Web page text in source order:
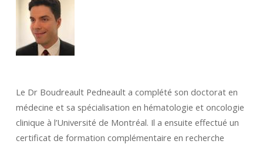
Le Dr Boudreault Pedneault a complété son doctorat en
médecine et sa spécialisation en hématologie et oncologie
clinique à l’Université de Montréal. Il a ensuite effectué un
certificat de formation complémentaire en recherche